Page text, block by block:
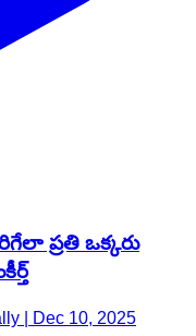
ప్రతి ఒక్కరు
| Dec 10, 2025